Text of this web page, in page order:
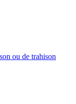
ou de trahison